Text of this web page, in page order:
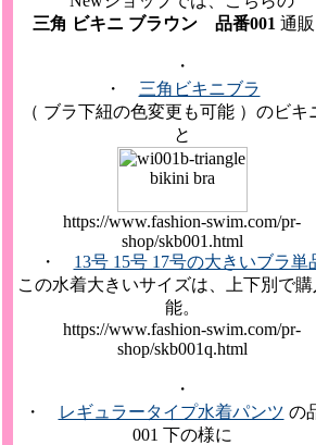
三角 ビキニ ブラウン 品番001 通
・
・ 三角ビキニブラ
（ ブラ下紐の色変更も可能 ）のビキ
と
https://www.fashion-swim.com/pr-
shop/skb001.html
・ 13号 15号 17号の大きいブラ単
この水着大きいサイズは、上下別で購
能。
https://www.fashion-swim.com/pr-
shop/skb001q.html
・
・
レギュラータイプ水着パンツ の
001 下の様に